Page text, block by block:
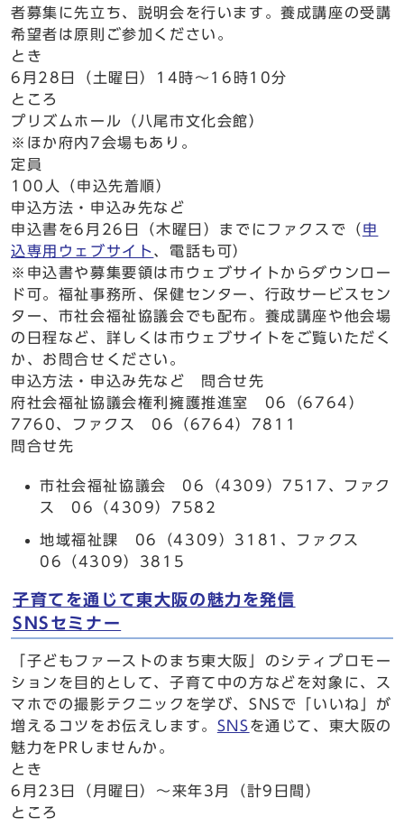
者募集に先立ち、説明会を行います。養成講座の受講
希望者は原則ご参加ください。
とき
6月28日（土曜日）14時～16時10分
ところ
プリズムホール（八尾市文化会館）
※ほか府内7会場もあり。
定員
100人（申込先着順）
申込方法・申込み先など
申込書を6月26日（木曜日）までにファクスで（ 申
込専用ウェブサイト 、電話も可）
※申込書や募集要領は市ウェブサイトからダウンロー
ド可。福祉事務所、保健センター、行政サービスセン
ター、市社会福祉協議会でも配布。養成講座や他会場
の日程など、詳しくは市ウェブサイトをご覧いただく
か、お問合せください。
申込方法・申込み先など 問合せ先
府社会福祉協議会権利擁護推進室 06（6764）
7760、ファクス 06（6764）7811
問合せ先
市社会福祉協議会 06（4309）7517、ファク
ス 06（4309）7582
地域福祉課 06（4309）3181、ファクス
06（4309）3815
子育てを通じて東大阪の魅力を発信
SNSセミナー
「子どもファーストのまち東大阪」のシティプロモー
ションを目的として、子育て中の方などを対象に、ス
マホでの撮影テクニックを学び、SNSで「いいね」が
増えるコツをお伝えします。 SNSを通じて、東大阪の
魅力をPRしませんか。
とき
6月23日（月曜日）～来年3月（計9日間）
ところ